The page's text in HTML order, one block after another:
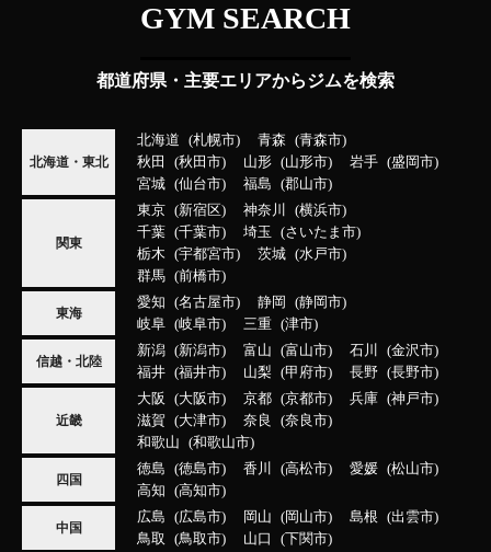
GYM SEARCH
都道府県・主要エリアからジムを検索
北海道・東北
北海道 札幌市 青森
青森市
秋田
秋田市 山形 山形市 岩手
盛岡市
宮城
仙台市 福島 郡山市
関東
東京 新宿区 神奈川
横浜市
千葉
千葉市 埼玉
さいたま市
栃木
宇都宮市 茨城
水戸市
群馬
前橋市
東海
愛知 名古屋市 静岡
静岡市
岐阜
岐阜市 三重 津市
信越・北陸
新潟 新潟市 富山 富山市 石川
金沢市
福井
福井市 山梨 甲府市 長野 長野市
近畿
大阪 大阪市 京都 京都市 兵庫
神戸市
滋賀
大津市 奈良
奈良市
和歌山
和歌山市
四国
徳島 徳島市 香川 高松市 愛媛
松山市
高知
高知市
中国
広島 広島市 岡山 岡山市 島根
出雲市
鳥取
鳥取市 山口 下関市